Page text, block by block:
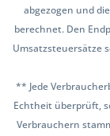
abgezogen und
berechnet. Den
Umsatzsteuersätze
** Jede
Echtheit überprüft,
Verbrauchern